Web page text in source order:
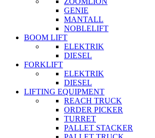
GENIE
MANTALL
NOBLELIFT
BOOM LIFT
ELEKTRIK
DIESEL
FORKLIFT
ELEKTRIK
DIESEL
LIFTING EQUIPMENT
REACH TRUCK
ORDER PICKER
TURRET
PALLET STACKER